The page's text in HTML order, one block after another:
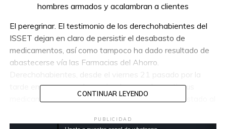
hombres armados y acalambran a clientes
El peregrinar. El testimonio de los derechohabientes del
ISSET dejan en claro de persistir el desabasto de
medicamentos, así como tampoco ha dado resultado de
abastecerse vía las Farmacias del Ahorro.
tarde empezaron a denunciar de no poder surtir sus
medicamentos en las sucursales enviadas en un listado al
sucursales señaladas.
CONTINUAR LEYENDO
PUBLICIDAD